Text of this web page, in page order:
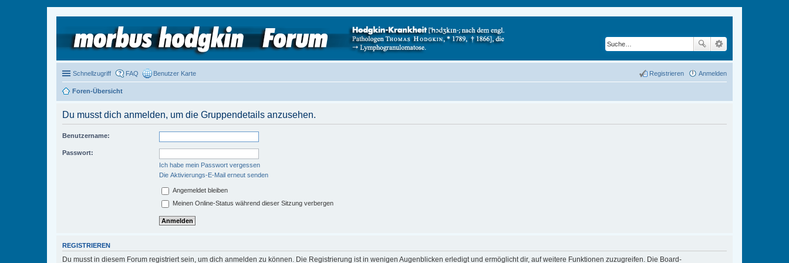
Schnellzugriff FAQ Benutzer Karte Anmelden
Registrieren
Foren-Übersicht
Du musst dich anmelden, um die Gruppendetails anzusehen.
Benutzername:
Passwort:
Ich habe mein Passwort vergessen
Die Aktivierungs-E-Mail erneut senden
Angemeldet bleiben
Meinen Online-Status während dieser Sitzung verbergen
REGISTRIEREN
Du musst in diesem Forum registriert sein, um dich anmelden zu können. Die Registrierung ist in wenigen Augenblicken erledigt und ermöglicht dir, auf weitere Funktionen zuzugreifen. Die Board-